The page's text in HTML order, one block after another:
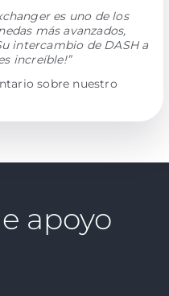
es uno de los
más avanzados,
intercambio de DASH a
increíble!”
sobre nuestro
apoyo